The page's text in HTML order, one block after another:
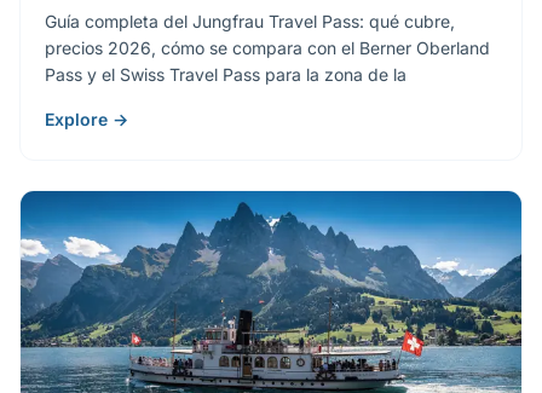
Guía completa del Jungfrau Travel Pass: qué cubre,
precios 2026, cómo se compara con el Berner Oberland
Pass y el Swiss Travel Pass para la zona de la
Explore →